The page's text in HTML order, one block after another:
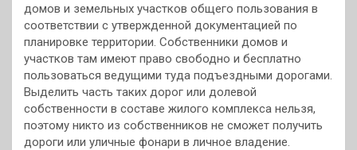
домов и земельных участков общего пользования в
соответствии с утвержденной документацией по
планировке территории. Собственники домов и
участков там имеют право свободно и бесплатно
пользоваться ведущими туда подъездными дорогами.
Выделить часть таких дорог или долевой
собственности в составе жилого комплекса нельзя,
поэтому никто из собственников не сможет получить
дороги или уличные фонари в личное владение.